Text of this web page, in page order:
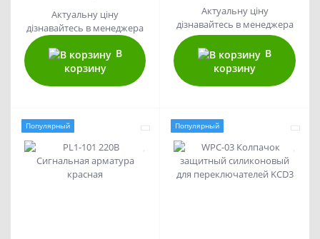
Актуальну ціну
дізнавайтесь в менеджера
В
корзину
Актуальну ціну
дізнавайтесь в менеджера
В
корзину
Популярный Популярный